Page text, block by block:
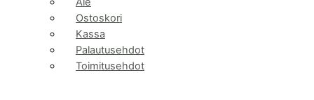
Ostoskori
Kassa
Palautusehdot
Toimitusehdot